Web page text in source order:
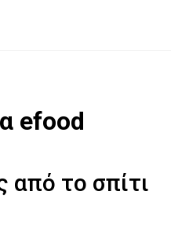
efood
από το σπίτι